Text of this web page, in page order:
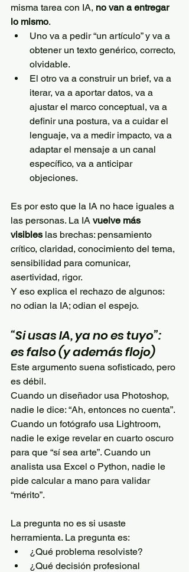
misma tarea con IA, no van a entregar
lo mismo.
Uno va a pedir “un artículo” y va a
obtener un texto genérico, correcto,
olvidable.
El otro va a construir un brief, va a
iterar, va a aportar datos, va a
ajustar el marco conceptual, va a
definir una postura, va a cuidar el
lenguaje, va a medir impacto, va a
adaptar el mensaje a un canal
específico, va a anticipar
objeciones.
Es por esto que la IA no hace iguales a
las personas. La IA vuelve más
visibles las brechas: pensamiento
crítico, claridad, conocimiento del tema,
sensibilidad para comunicar,
asertividad, rigor.
Y eso explica el rechazo de algunos:
no odian la IA; odian el espejo.
“Si usas IA, ya no es tuyo”:
es falso (y además flojo)
Este argumento suena sofisticado, pero
es débil.
Cuando un diseñador usa Photoshop,
nadie le dice: “Ah, entonces no cuenta”.
Cuando un fotógrafo usa Lightroom,
nadie le exige revelar en cuarto oscuro
para que “sí sea arte”. Cuando un
analista usa Excel o Python, nadie le
pide calcular a mano para validar
“mérito”.
La pregunta no es si usaste
herramienta. La pregunta es:
¿Qué problema resolviste?
¿Qué decisión profesional